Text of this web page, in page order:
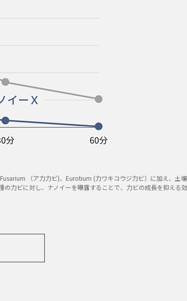
（ア力力ビ)、Eurotium (力ワキコウジ力ビ）に加え、土
の力ビに対し、ナノイーを曝露することで、力ビの成長を抑える